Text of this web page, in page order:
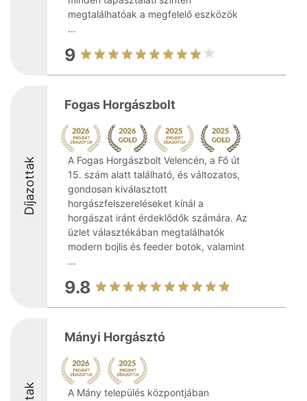
megtalálhatóak a megfelelő eszközök
...
9
Díjazottak
Fogas Horgászbolt
A Fogas Horgászbolt Velencén, a Fő út
15. szám alatt található, és változatos,
gondosan kiválasztott
horgászfelszereléseket kínál a
horgászat iránt érdeklődők számára. Az
üzlet választékában megtalálhatók
modern bojlis és feeder botok, valamint
...
9.8
Mányi Horgásztó
A Mány település központjában